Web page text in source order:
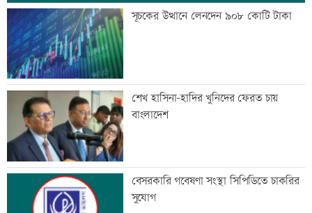
সূচকের উত্থানে লেনদেন ৯০৮ কোটি টাকা
শেখ হাসিনা-হাদির খুনিদের ফেরত চায়
বাংলাদেশ
বেসরকারি গবেষণা সংস্থা সিপিডিতে চাকরির
সুযোগ